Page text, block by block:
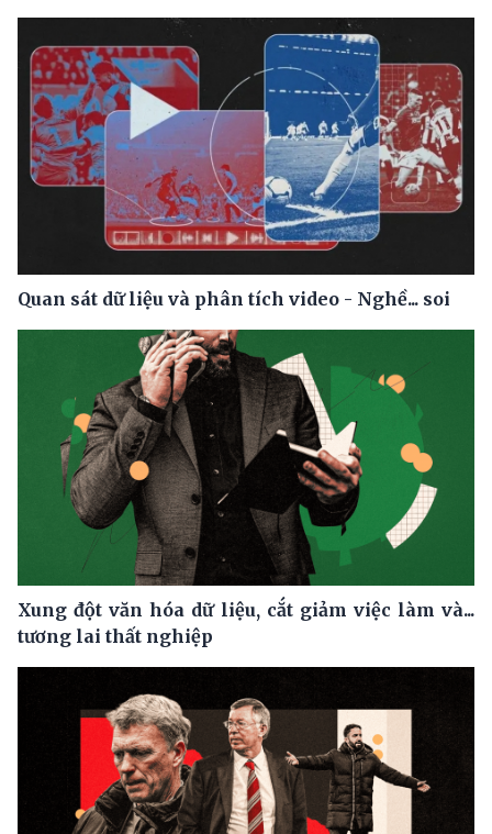
Quan sát dữ liệu và phân tích video - Nghề... soi
Xung đột văn hóa dữ liệu, cắt giảm việc làm và...
tương lai thất nghiệp